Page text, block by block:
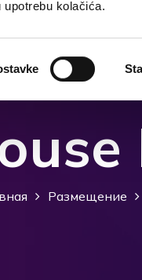
kolačića.
Размещение